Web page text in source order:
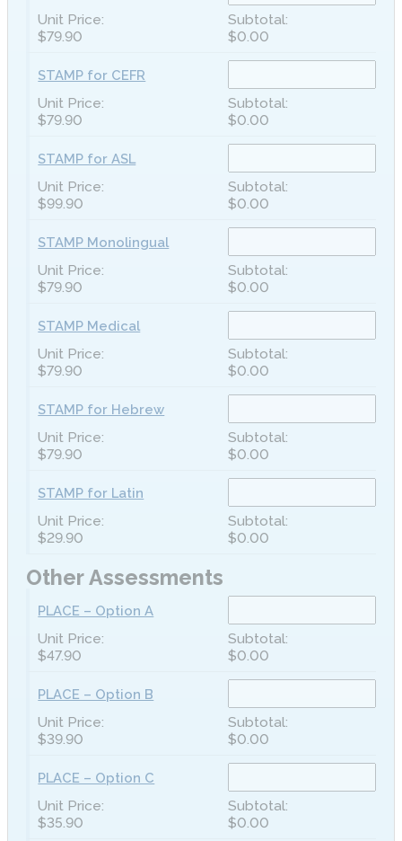
$79.90 $0.00
STAMP for CEFR
$79.90 $0.00
STAMP for ASL
$99.90 $0.00
STAMP Monolingual
$79.90 $0.00
STAMP Medical
$79.90 $0.00
STAMP for Hebrew
$79.90 $0.00
STAMP for Latin
$29.90 $0.00
Other Assessments
PLACE – Option A
$47.90 $0.00
PLACE – Option B
$39.90 $0.00
PLACE – Option C
$35.90 $0.00